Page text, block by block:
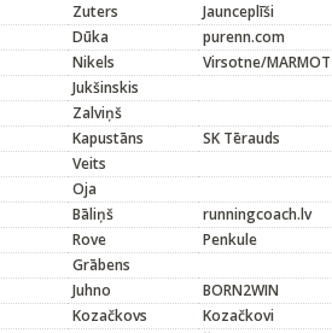
Zuters
Jaunceplīši
Dūka
purenn.com
Nikels
Virsotne/MARMOT
Jukšinskis
Zalviņš
Kapustāns
SK Tērauds
Veits
Oja
Bāliņš
runningcoach.lv
Rove
Penkule
Grābens
Juhno
BORN2WIN
Kozačkovs
Kozačkovi